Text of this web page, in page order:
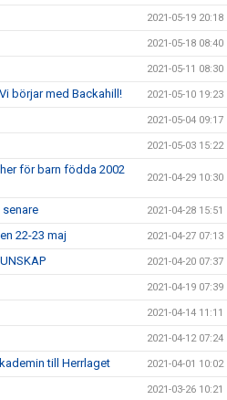
2021-05-19 20:18
2021-05-18 08:40
2021-05-11 08:30
börjar med Backahill! 2021-05-10 19:23
2021-05-04 09:17
2021-05-03 15:22
för barn födda 2002
2021-04-29 10:30
2021-04-28 15:51
22-23 maj 2021-04-27 07:13
2021-04-20 07:37
2021-04-19 07:39
2021-04-14 11:11
2021-04-12 07:24
till Herrlaget 2021-04-01 10:02
2021-03-26 10:21